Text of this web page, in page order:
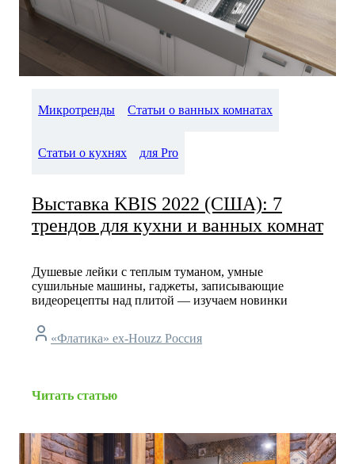
Микротренды Статьи о ванных комнатах
Статьи о кухнях для Pro
Выставка KBIS 2022 (США): 7
трендов для кухни и ванных комнат
Душевые лейки с теплым туманом, умные
сушильные машины, гаджеты, записывающие
видеорецепты над плитой — изучаем новинки
«Флатика» ex-Houzz Россия
Читать статью